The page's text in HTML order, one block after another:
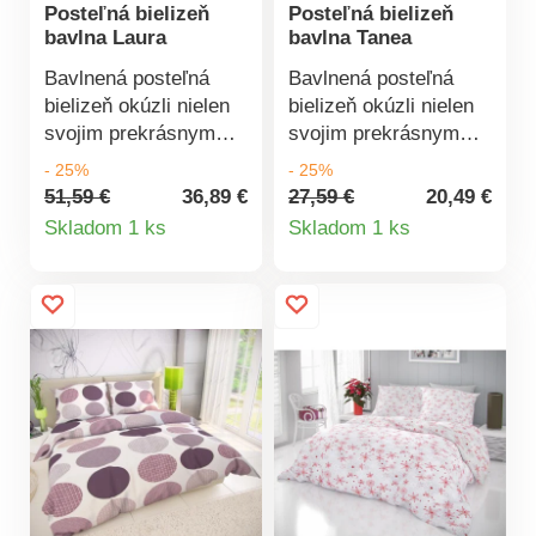
Posteľná bielizeň
bavlna Laura
Bavlnená posteľná
bielizeň okúzli nielen
svojim prekrásnym
vzhľadom, ale aj
jemnosťou a dlhou
životnosťou bavlnenej
spánku.Vyrobené z
tkaniny s vysokou
hustotou priadze a
kvalitnou tlačou.100 %
bavlna.Zipsový
uzáver.Výrobca
odporúča pranie na
60°C, čím je
garantované
- 25%
51,59 €
36,89 €
Skladom 1 ks
Posteľná bielizeň
bavlna Tanea
Bavlnená posteľná
bielizeň okúzli nielen
svojim prekrásnym
vzhľadom, ale aj
jemnosťou a dlhou
životnosťou bavlnenej
spánku.Vyrobené z
hustotou priadze a
kvalitnou tlačou.100 %
bavlna.Zipsový
uzáver.Výrobca
odporúča pranie na
60°C, čím je
garantované
- 25%
27,59 €
20,49 €
Skladom 1 ks